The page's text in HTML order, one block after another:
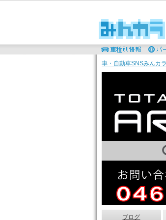
車・自動車SNSみんカラ
ブログ